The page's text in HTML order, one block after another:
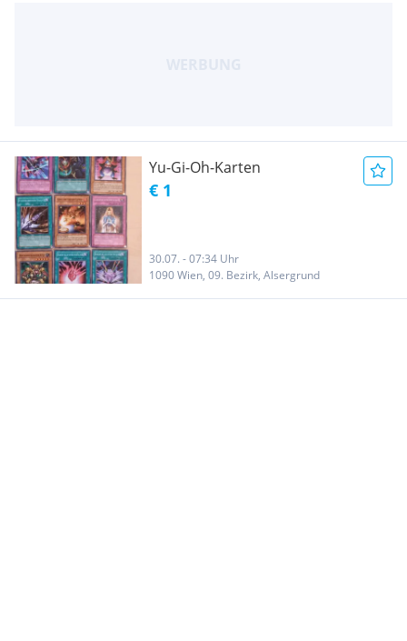
Yu-Gi-Oh-Karten
€ 1
30.07. - 07:34 Uhr
1090 Wien, 09. Bezirk, Alsergrund